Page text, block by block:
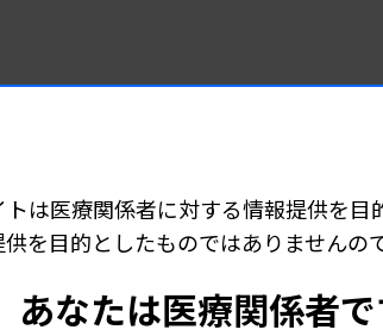
施件数が多かったのは「子宮内細菌
件）、「子宮内膜受容能検査1」
が続く。
精卵・胚培養」（8万9316件）が、
・生殖医療領域の技術が実施件数の
カ所開設
トは医療関係者に対する情報提供を目
を目的としたものではありませんの
あなたは医療関係者で